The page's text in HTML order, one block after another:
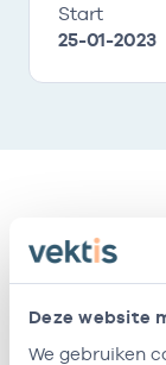
Deze website
We gebruiken
Start
25-01-2023
Deze
vestigingen